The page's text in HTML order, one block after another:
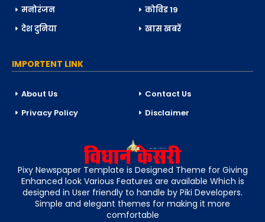
मनोरंजन
कोविड 19
देश दुनिया
खास खबरें
IMPORTENT LINK
About Us
Contact Us
Privacy Policy
Disclaimer
Pixy Newspaper Template is Designed Theme for Giving
Enhanced look Various Features are available Which is
designed in User friendly to handle by Piki Developers.
Simple and elegant themes for making it more
comfortable